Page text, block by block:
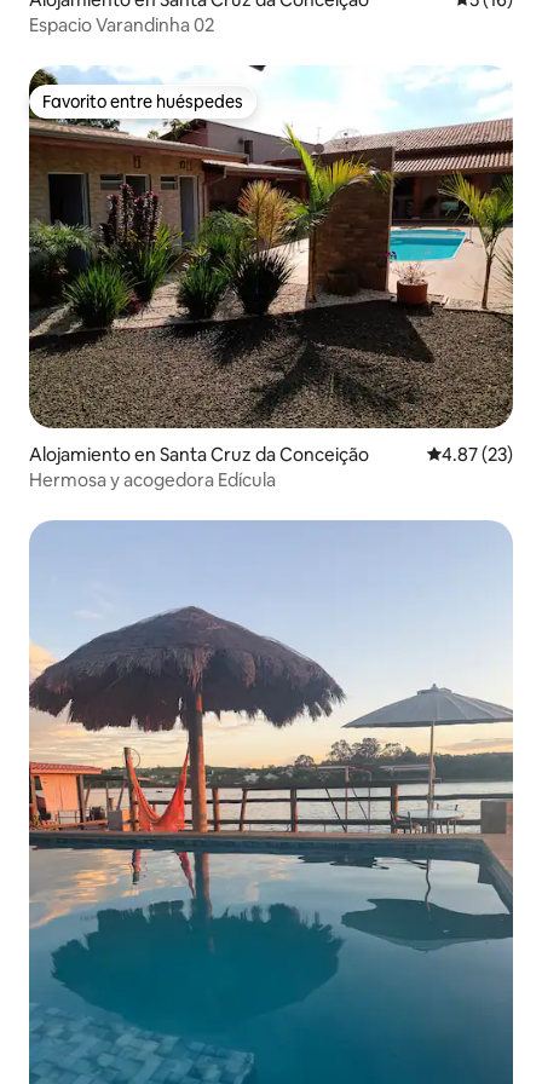
Espacio Varandinha 02
Favorito entre huéspedes
Favorito entre huéspedes
Alojamiento en Santa Cruz da Conceição Calificación
4.87 (23)
Hermosa y acogedora Edícula